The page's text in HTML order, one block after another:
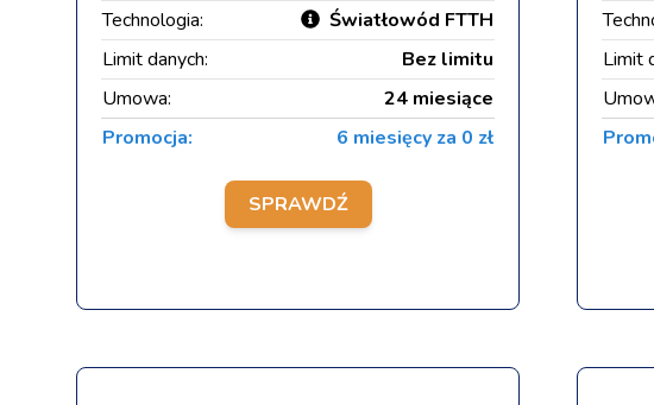
Technologia:
Światłowód FTTH
Limit danych:
Bez limitu
Umowa:
24 miesiące
Promocja:
6 miesięcy za 0 zł
SPRAWDŹ
Limit